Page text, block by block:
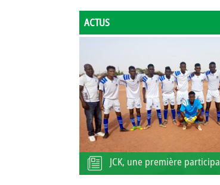
ACTUS
JCK, une première